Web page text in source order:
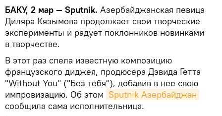
БАКУ, 2 мар — Sputnik. Азербайджанская певица
Диляра Кязымова продолжает свои творческие
эксперименты и радует поклонников новинками
в творчестве.
В этот раз спела известную композицию
французского диджея, продюсера Дэвида Гетта
"Without You" ("Без тебя"), добавив в нее свою
импровизацию. Об этом Sputnik Азербайджан
сообщила сама исполнительница.